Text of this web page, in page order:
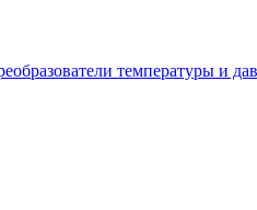
температуры и